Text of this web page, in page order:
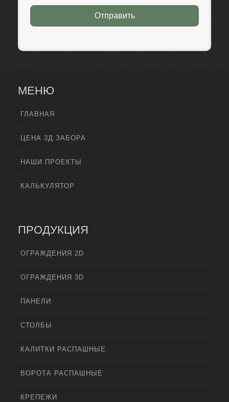
Отправить
МЕНЮ
ГЛАВНАЯ
ЦЕНА 3Д ЗАБОРА
НАШИ ПРОЕКТЫ
КАЛЬКУЛЯТОР
ПРОДУКЦИЯ
ОГРАЖДЕНИЯ 2D
ОГРАЖДЕНИЯ 3D
ПАНЕЛИ
СТОЛБЫ
КАЛИТКИ РАСПАШНЫЕ
ВОРОТА РАСПАШНЫЕ
КРЕПЕЖИ